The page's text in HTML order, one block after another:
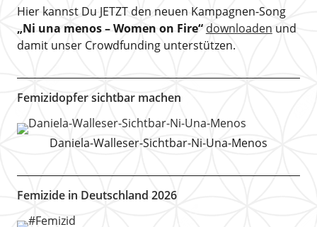
Hier kannst Du JETZT den neuen Kampagnen-Song
„Ni una menos – Women on Fire“ downloaden und
damit unser Crowdfunding unterstützen.
Femizidopfer sichtbar machen
Daniela-Walleser-Sichtbar-Ni-Una-Menos
Femizide in Deutschland 2026